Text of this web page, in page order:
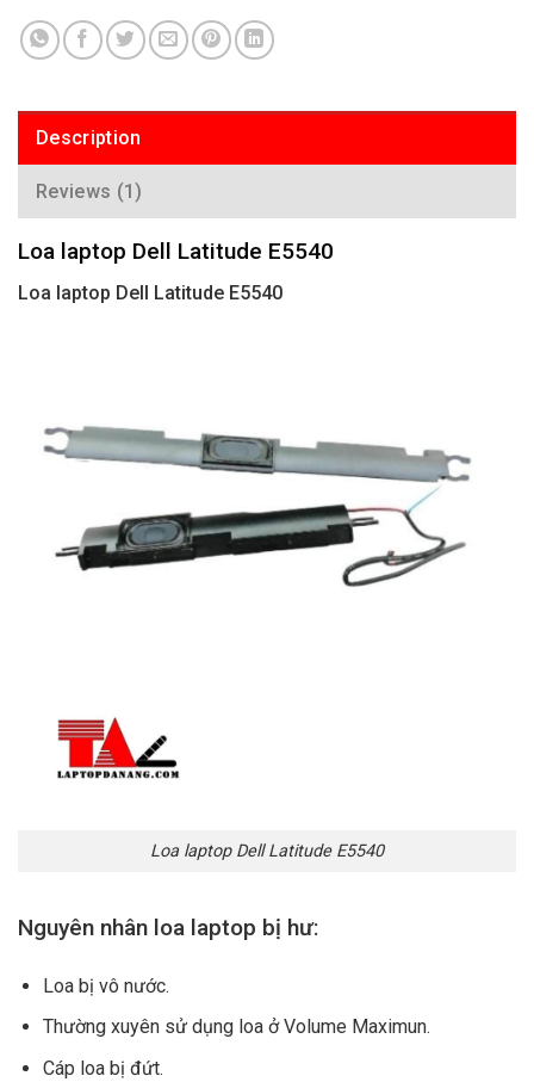
Description
Reviews (1)
Loa laptop Dell Latitude E5540
Loa laptop Dell Latitude E5540
Loa laptop Dell Latitude E5540
Nguyên nhân loa laptop bị hư:
Loa bị vô nước.
Thường xuyên sử dụng loa ở Volume Maximun.
Cáp loa bị đứt.